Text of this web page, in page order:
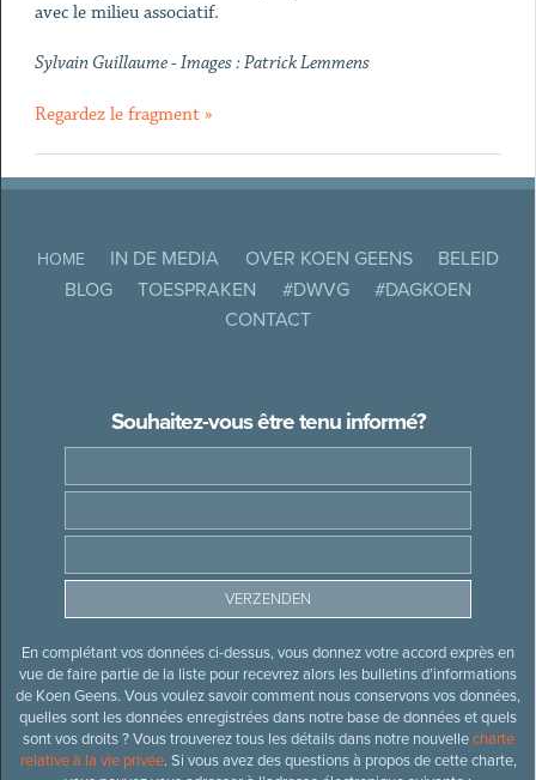
avec le milieu associatif.
Sylvain Guillaume - Images : Patrick Lemmens
Regardez le fragment »
HOME IN DE MEDIA OVER KOEN GEENS
BELEID
BLOG
TOESPRAKEN #DWVG
#DAGKOEN
CONTACT
Souhaitez-vous être tenu informé?
En complétant vos données ci-dessus, vous donnez votre accord exprès en
vue de faire partie de la liste pour recevrez alors les bulletins d’informations
de Koen Geens. Vous voulez savoir comment nous conservons vos données,
quelles sont les données enregistrées dans notre base de données et quels
sont vos droits ? Vous trouverez tous les détails dans notre nouvellecharte
relative à la vie privée. Si vous avez des questions à propos de cette charte,